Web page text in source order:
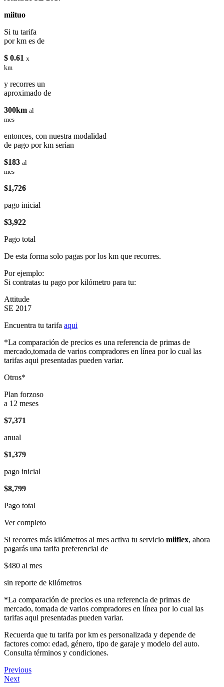
miituo
Si tu tarifa
por km es de
$ 0.61 x
km
y recorres un
aproximado de
300km al
mes
entonces, con nuestra modalidad
de pago por km serían
$183 al
mes
$1,726
pago inicial
$3,922
Pago total
De esta forma solo pagas por los km que recorres.
Por ejemplo:
Si contratas tu pago por kilómetro para tu:
Attitude
SE 2017
Encuentra tu tarifa aqui
*La comparación de precios es una referencia de primas de
mercado,tomada de varios compradores en línea por lo cual las
tarifas aqui presentadas pueden variar.
Otros*
Plan forzoso
a 12 meses
$7,371
anual
$1,379
pago inicial
$8,799
Pago total
Ver completo
Si recorres más kilómetros al mes activa tu servicio miiflex, ahora
pagarás una tarifa preferencial de
$480 al mes
sin reporte de kilómetros
*La comparación de precios es una referencia de primas de
mercado, tomada de varios compradores en línea por lo cual las
tarifas aqui presentadas pueden variar.
Recuerda que tu tarifa por km es personalizada y depende de
factores como: edad, género, tipo de garaje y modelo del auto.
Consulta términos y condiciones.
Previous
Next